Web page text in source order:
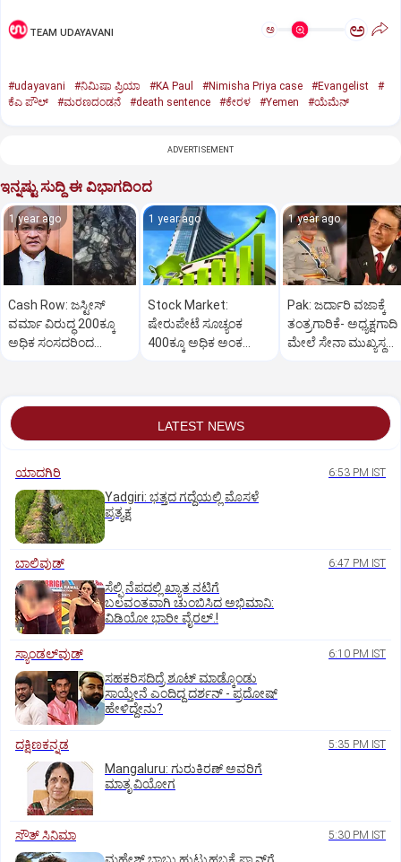
TEAM UDAYAVANI ಅ ಅ
#udayavani #ನಿಮಿಷಾ ಪ್ರಿಯಾ #KA Paul #Nimisha Priya case #Evangelist
#
ಕೆಎ ಪೌಲ್
#ಮರಣದಂಡನೆ #death sentence #ಕೇರಳ #Yemen #ಯೆಮೆನ್‌
ADVERTISEMENT
ಇನ್ನಷ್ಟು ಸುದ್ದಿ ಈ ವಿಭಾಗದಿಂದ
1 year ago
Cash Row: ಜಸ್ಟೀಸ್‌
ವರ್ಮಾ ವಿರುದ್ಧ 200ಕ್ಕೂ
ಅಧಿಕ ಸಂಸದರಿಂದ
1 year ago
Stock Market:
ಷೇರುಪೇಟೆ ಸೂಚ್ಯಂಕ
400ಕ್ಕೂ ಅಧಿಕ ಅಂಕ
1 year ago
Pak: ಜರ್ದಾರಿ ವಜಾಕ್ಕೆ
ತಂತ್ರಗಾರಿಕೆ- ಅಧ್ಯಕ್ಷಗಾದಿ
ಮೇಲೆ ಸೇನಾ ಮುಖ್ಯಸ್ಥ
LATEST NEWS
ಯಾದಗಿರಿ 6:53 PM IST
Yadgiri: ಭತ್ತದ ಗದ್ದೆಯಲ್ಲಿ ಮೊಸಳೆ
ಪ್ರತ್ಯಕ್ಷ
ಬಾಲಿವುಡ್‌ 6:47 PM IST
ಸೆಲ್ಫಿ ನೆಪದಲ್ಲಿ ಖ್ಯಾತ ನಟಿಗೆ
ಬಲವಂತವಾಗಿ ಚುಂಬಿಸಿದ ಅಭಿಮಾನಿ:
ವಿಡಿಯೋ ಭಾರೀ ವೈರಲ್.!
ಸ್ಯಾಂಡಲ್‌ವುಡ್‌ 6:10 PM IST
ಸಹಕರಿಸದಿದ್ರೆ ಶೂಟ್‌ ಮಾಡ್ಕೊಂಡು
ಸಾಯ್ತೇನೆ ಎಂದಿದ್ದ ದರ್ಶನ್‌ - ಪ್ರದೋಷ್‌
ಹೇಳಿದ್ದೇನು?
ದಕ್ಷಿಣಕನ್ನಡ 5:35 PM IST
Mangaluru: ಗುರುಕಿರಣ್ ಅವರಿಗೆ
ಮಾತೃ ವಿಯೋಗ
ಸೌತ್‌ ಸಿನಿಮಾ 5:30 PM IST